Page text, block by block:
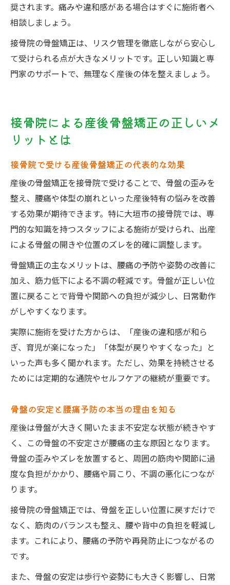
奨されます。痛みや違和感がある場合はすぐに施術者へ
相談しましょう。
接骨院の骨盤矯正は、リスク管理を徹底しながら安心し
て受けられる点が大きなメリットです。正しい知識と専
門家のサポートで、無理なく産後の体を整えましょう。
接骨院による産後骨盤矯正の正しいメ
リットとは
接骨院で受ける産後骨盤矯正の代表的な効果
産後の骨盤矯正を接骨院で受けることで、骨盤の歪みを
整え、腰痛や体型の崩れといった産後特有の悩みを改善
する効果が期待できます。特に大垣市の接骨院では、専
門的な知識を持つスタッフによる施術が受けられ、出産
による骨盤の開きや位置のズレを的確に調整します。
骨盤矯正の主なメリットは、腰痛の予防や姿勢の改善に
加え、筋力低下による不調の軽減です。骨盤が正しい位
置に戻ることで背骨や関節への負担が減少し、日常動作
がしやすくなります。
実際に施術を受けた方からは、「産後の違和感が和ら
ぎ、育児が楽になった」「体型が戻りやすくなった」と
いった声も多く聞かれます。ただし、効果を持続させる
ためには定期的な通院やセルフケアの継続が重要です。
骨盤の安定と腰痛予防の本当の理由を知る
産後は骨盤が大きく開いたまま不安定な状態が続きやす
く、この骨盤の不安定さが腰痛の主な原因となります。
骨盤の歪みやズレを放置すると、周囲の筋肉や関節に過
度な負担がかかり、腰痛や肩こり、不調の悪化につなが
ります。
接骨院の骨盤矯正では、骨盤を正しい位置に戻すだけで
なく、筋肉のバランスも整え、腰や背中の負担を軽減し
ます。これにより、腰痛の予防や再発防止につながるの
です。
また、骨盤の安定は歩行や姿勢にも大きく影響し、日常